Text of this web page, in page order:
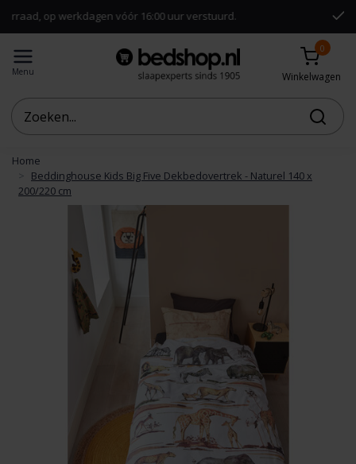
vóór 16:00 uur verstuurd. Gratis
Menu
0
Winkelwagen
Home
Beddinghouse Kids Big Five Dekbedovertrek - Naturel 140 x
200/220 cm